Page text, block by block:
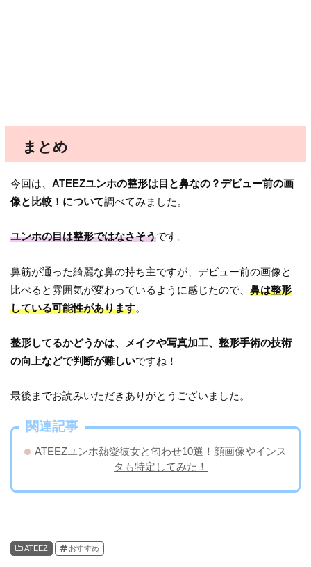
まとめ
今回は、ATEEZユンホの整形は目と鼻なの？デビュー前の画
像と比較！について調べてみました。
ユンホの目は整形ではなさそうです。
鼻筋が通った綺麗な鼻の持ち主ですが、デビュー前の画像と
比べると雰囲気が変わっているように感じたので、鼻は整形
している可能性があります。
整形してるかどうかは、メイクや写真加工、整形手術の技術
の向上などで判断が難しいですね！
最後までお読みいただきありがとうございました。
関連記事
ATEEZユンホ熱愛彼女と匂わせ10選！顔画像やインス
タも特定してみた！
ATEEZ おすすめ